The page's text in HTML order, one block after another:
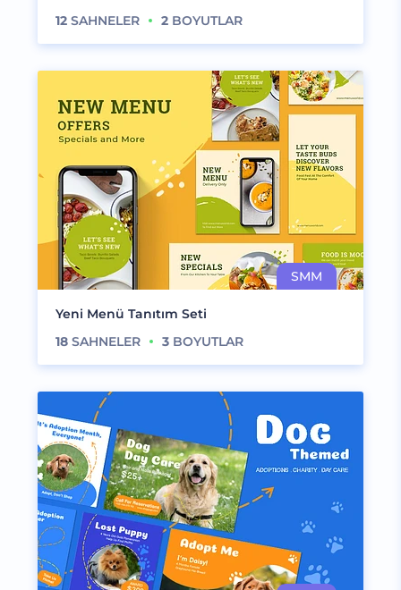
12 SAHNELER 2 BOYUTLAR
Yeni Menü Tanıtım Seti
18 SAHNELER 3 BOYUTLAR